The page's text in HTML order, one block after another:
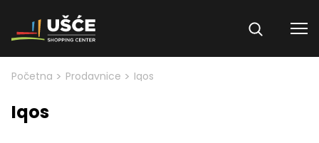
Skip to content
Početna > Prodavnice > Iqos
Iqos